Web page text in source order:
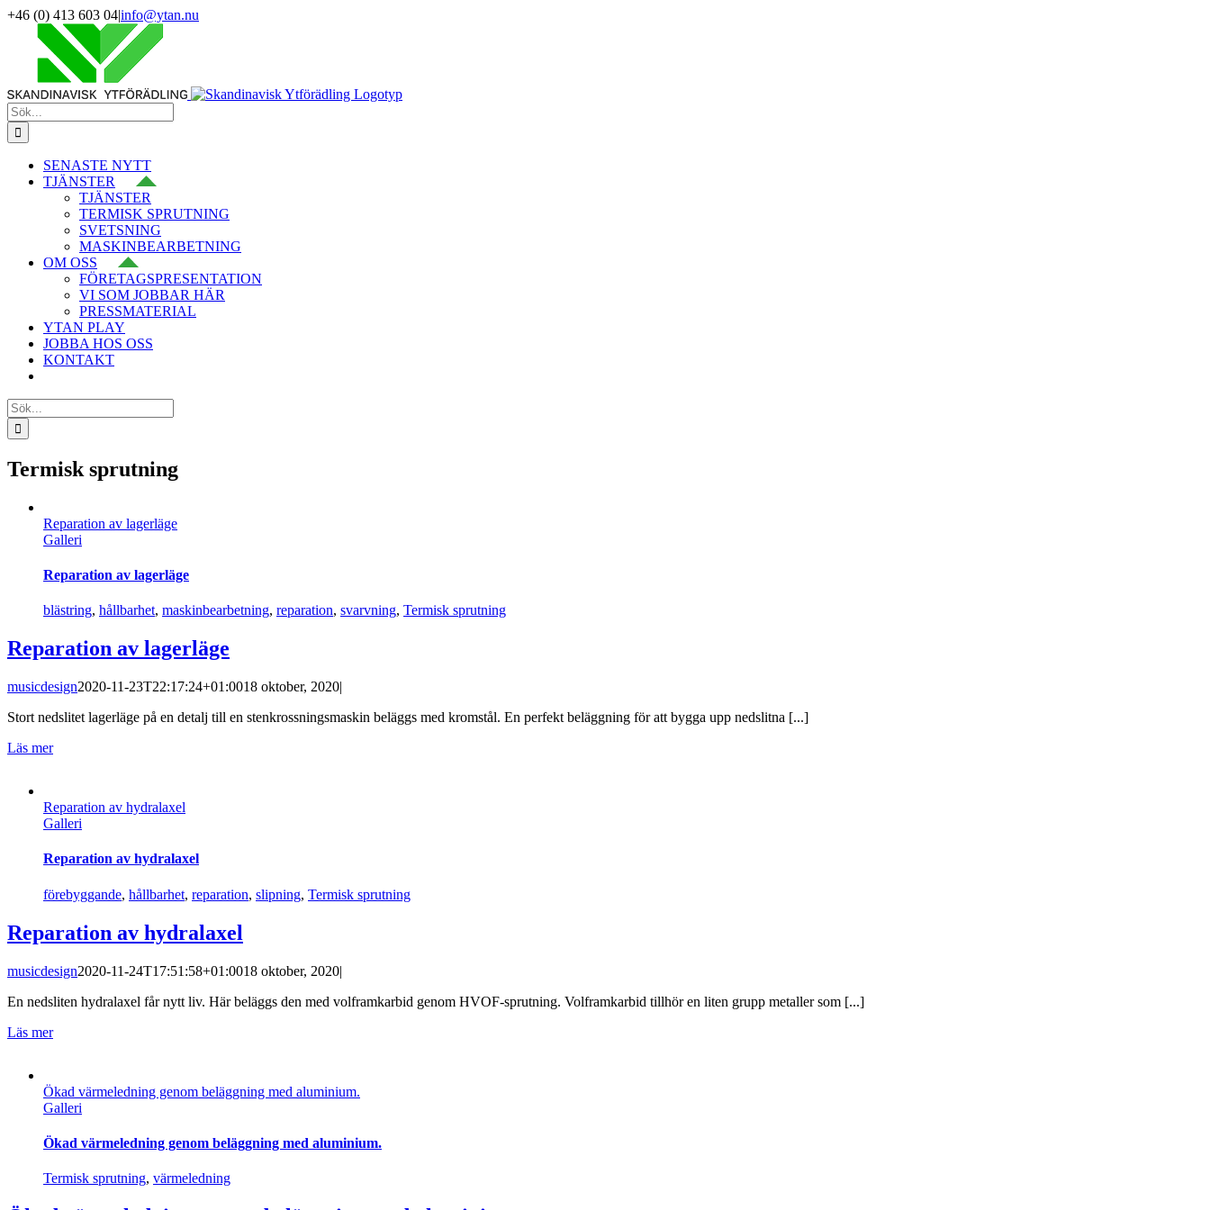
Fortsätt
innehållet
+46 (0) 413 603 04|info@ytan.nu
LinkedIn
YouTube
Instagram
Facebook
Sök
efter:
SENASTE NYTT
TJÄNSTER
TJÄNSTER
TERMISK SPRUTNING
SVETSNING
MASKINBEARBETNING
OM OSS
FÖRETAGSPRESENTATION
VI SOM JOBBAR HÄR
PRESSMATERIAL
YTAN PLAY
JOBBA HOS OSS
KONTAKT
Sök
efter:
Termisk sprutning
Reparation av lagerläge
Galleri
Reparation av lagerläge
blästring, hållbarhet, maskinbearbetning, reparation, svarvning, Termisk sprutning
Reparation av lagerläge
musicdesign2020-11-23T22:17:24+01:0018 oktober, 2020|
Stort nedslitet lagerläge på en detalj till en stenkrossningsmaskin beläggs med kromstål. En perfekt beläggning för att bygga upp nedslitna [...]
Läs mer
Reparation av hydralaxel
Galleri
Reparation av hydralaxel
förebyggande, hållbarhet, reparation, slipning, Termisk sprutning
Reparation av hydralaxel
musicdesign2020-11-24T17:51:58+01:0018 oktober, 2020|
En nedsliten hydralaxel får nytt liv. Här beläggs den med volframkarbid genom HVOF-sprutning. Volframkarbid tillhör en liten grupp metaller som [...]
Läs mer
Ökad värmeledning genom beläggning med aluminium.
Galleri
Ökad värmeledning genom beläggning med aluminium.
Termisk sprutning, värmeledning